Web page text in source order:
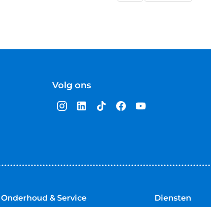
Volg ons
Onderhoud & Service Diensten